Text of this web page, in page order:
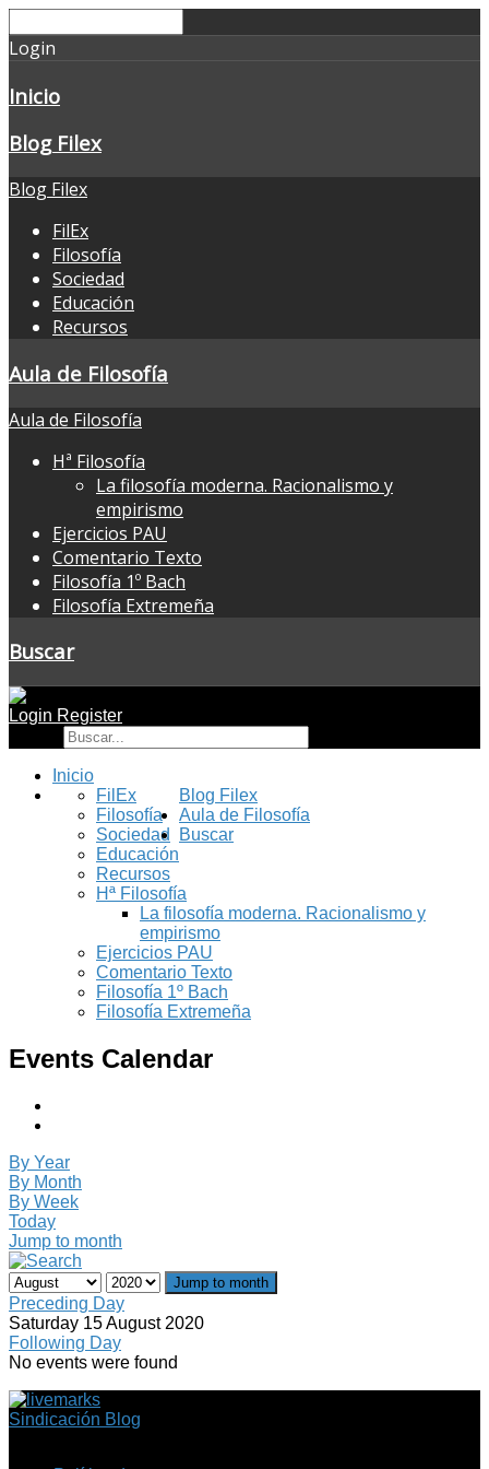
Login
Inicio
Blog Filex
Blog Filex
FilEx
Filosofía
Sociedad
Educación
Recursos
Aula de Filosofía
Aula de Filosofía
Hª Filosofía
La filosofía moderna. Racionalismo y
empirismo
Ejercicios PAU
Comentario Texto
Filosofía 1º Bach
Filosofía Extremeña
Buscar
Login Register
Inicio
Blog Filex
FilEx
Filosofía
Sociedad
Educación
Recursos
Aula de Filosofía
Hª Filosofía
La filosofía moderna. Racionalismo y
empirismo
Ejercicios PAU
Comentario Texto
Filosofía 1º Bach
Filosofía Extremeña
Buscar
Events Calendar
By Year
By Month
By Week
Today
Jump to month
Jump to month
Preceding Day
Saturday 15 August 2020
Following Day
No events were found
Sindicación Blog